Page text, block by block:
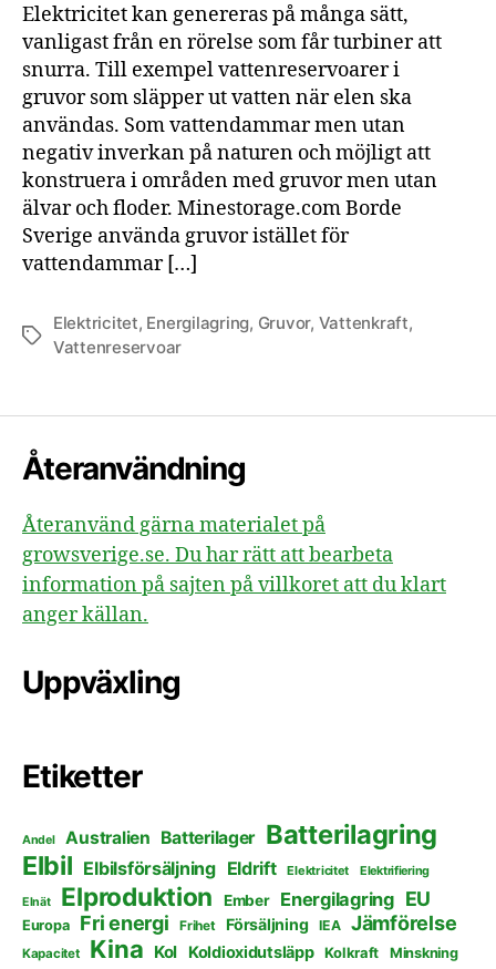
Elektricitet kan genereras på många sätt,
vanligast från en rörelse som får turbiner att
snurra. Till exempel vattenreservoarer i
gruvor som släpper ut vatten när elen ska
användas. Som vattendammar men utan
negativ inverkan på naturen och möjligt att
konstruera i områden med gruvor men utan
älvar och floder. Minestorage.com Borde
Sverige använda gruvor istället för
vattendammar […]
Etiketter
Elektricitet, Energilagring, Gruvor, Vattenkraft,
Vattenreservoar
Återanvändning
Återanvänd gärna materialet på
growsverige.se. Du har rätt att bearbeta
information på sajten på villkoret att du klart
anger källan.
Uppväxling
Etiketter
Andel Australien Batterilager Batterilagring
Elbil Elbilsförsäljning Eldrift Elektricitet Elektrifiering
Elnät Elproduktion Ember Energilagring EU
Europa Fri energi Frihet Försäljning IEA Jämförelse
Kapacitet Kina Kol Koldioxidutsläpp Kolkraft Minskning